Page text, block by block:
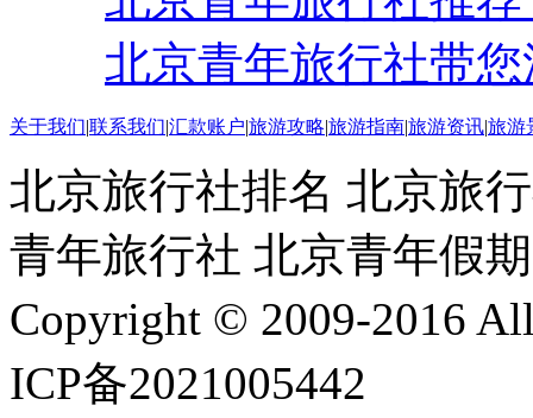
北京青年旅行社带
关于我们|联系我们|汇款账户|旅游攻略|旅游指南|旅游资讯|旅游
北京旅行社排名 北京旅
青年旅行社 北京青年假
Copyright © 2009-2016
ICP备2021005442